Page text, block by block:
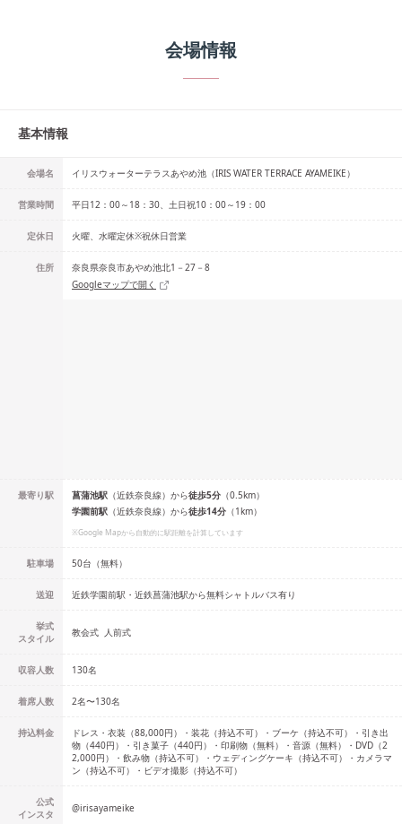
会場情報
基本情報
会場名 イリスウォーターテラスあやめ池（IRIS WATER TERRACE AYAMEIKE）
営業時間 平日12：00～18：30、土日祝10：00～19：00
定休日 火曜、水曜定休※祝休日営業
住所
奈良県奈良市あやめ池北1－27－8
Googleマップで開く
最寄り駅 菖蒲池駅 （近鉄奈良線） から徒歩5分 （0.5km）
学園前駅 （近鉄奈良線） から徒歩14分 （1km）
※Google Mapから自動的に駅距離を計算しています
駐車場 50台（無料）
送迎 近鉄学園前駅・近鉄菖蒲池駅から無料シャトルバス有り
挙式
スタイル
教会式 人前式
収容人数 130名
着席人数 2名〜130名
持込料金
ドレス・衣装（88,000円）・装花（持込不可）・ブーケ（持込不可）・引き出
物（440円）・引き菓子（440円）・印刷物（無料）・音源（無料）・DVD（2
2,000円）・飲み物（持込不可）・ウェディングケーキ（持込不可）・カメラマ
ン（持込不可）・ビデオ撮影（持込不可）
公式
インスタ
@irisayameike